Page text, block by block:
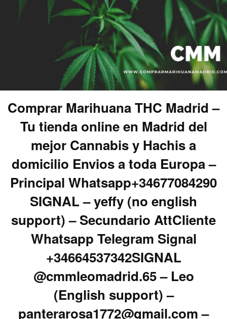
Comprar Marihuana THC Madrid –
Tu tienda online en Madrid del
mejor Cannabis y Hachis a
domicilio Envios a toda Europa –
Principal Whatsapp+34677084290
SIGNAL – yeffy (no english
support) – Secundario AttCliente
Whatsapp Telegram Signal
+34664537342SIGNAL
@cmmleomadrid.65 – Leo
(English support) –
panterarosa1772@gmail.com –